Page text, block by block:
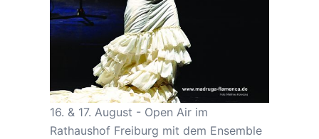
16. & 17. August - Open Air im
Rathaushof Freiburg mit dem Ensemble